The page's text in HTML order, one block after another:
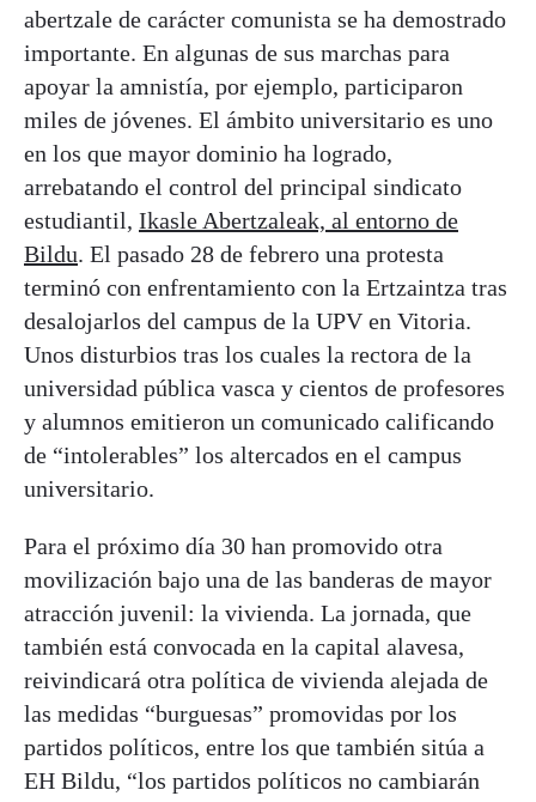
abertzale de carácter comunista se ha demostrado
importante. En algunas de sus marchas para
apoyar la amnistía, por ejemplo, participaron
miles de jóvenes. El ámbito universitario es uno
en los que mayor dominio ha logrado,
arrebatando el control del principal sindicato
estudiantil, Ikasle Abertzaleak, al entorno de
Bildu. El pasado 28 de febrero una protesta
terminó con enfrentamiento con la Ertzaintza tras
desalojarlos del campus de la UPV en Vitoria.
Unos disturbios tras los cuales la rectora de la
universidad pública vasca y cientos de profesores
y alumnos emitieron un comunicado calificando
de “intolerables” los altercados en el campus
universitario.
Para el próximo día 30 han promovido otra
movilización bajo una de las banderas de mayor
atracción juvenil: la vivienda. La jornada, que
también está convocada en la capital alavesa,
reivindicará otra política de vivienda alejada de
las medidas “burguesas” promovidas por los
partidos políticos, entre los que también sitúa a
EH Bildu, “los partidos políticos no cambiarán